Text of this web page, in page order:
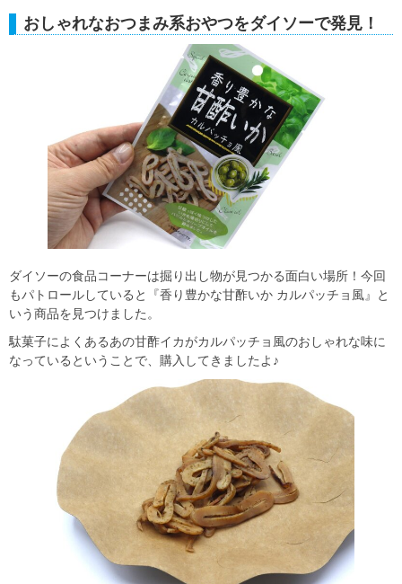
おしゃれなおつまみ系おやつをダイソーで発見！
ダイソーの食品コーナーは掘り出し物が見つかる面白い場所！今回
もパトロールしていると『香り豊かな甘酢いか カルパッチョ風』と
いう商品を見つけました。
駄菓子によくあるあの甘酢イカがカルパッチョ風のおしゃれな味に
なっているということで、購入してきましたよ♪